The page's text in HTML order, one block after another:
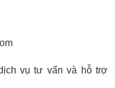
vụ tư vấn và hỗ trợ